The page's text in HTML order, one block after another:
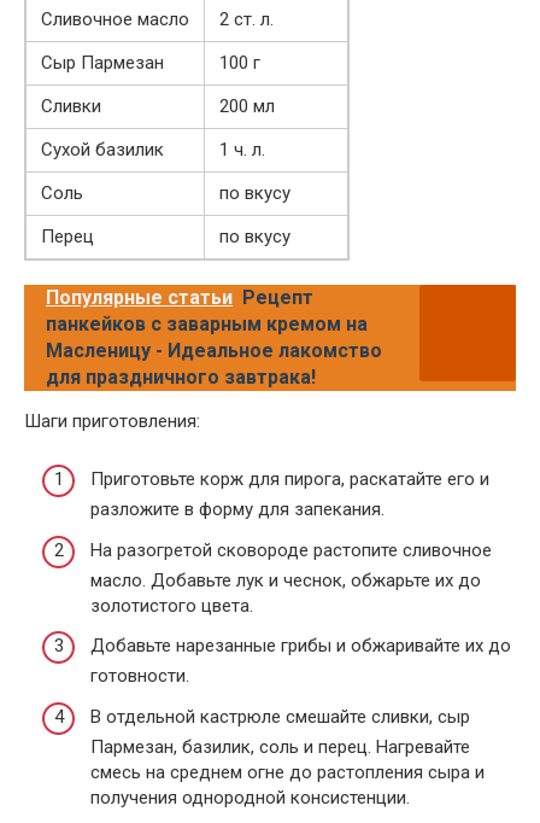
Сливочное масло
2 ст. л.
Сыр Пармезан
100 г
Сливки
200 мл
Сухой базилик
1 ч. л.
Соль
по вкусу
Перец
по вкусу
Популярные статьи Рецепт
панкейков с заварным кремом на
Масленицу - Идеальное лакомство
для праздничного завтрака!
Шаги приготовления:
Приготовьте корж для пирога, раскатайте его и
разложите в форму для запекания.
На разогретой сковороде растопите сливочное
масло. Добавьте лук и чеснок, обжарьте их до
золотистого цвета.
Добавьте нарезанные грибы и обжаривайте их до
готовности.
В отдельной кастрюле смешайте сливки, сыр
Пармезан, базилик, соль и перец. Нагревайте
смесь на среднем огне до растопления сыра и
получения однородной консистенции.